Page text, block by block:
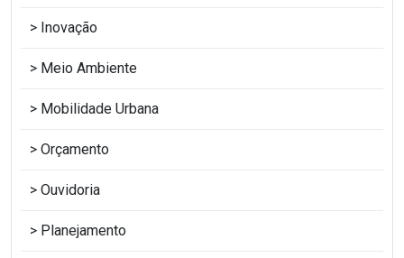
Inovação
Meio Ambiente
Mobilidade Urbana
Orçamento
Ouvidoria
Planejamento